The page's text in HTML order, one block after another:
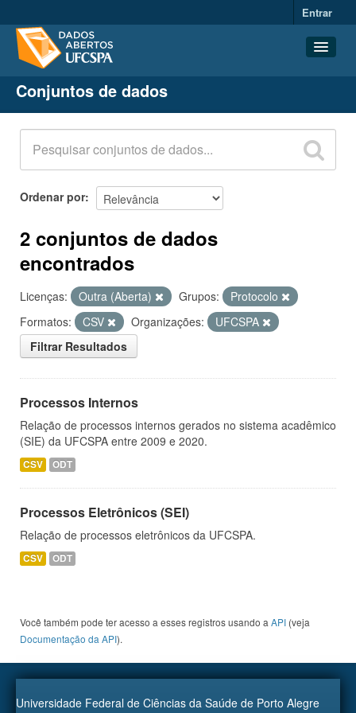
Entrar
Conjuntos de dados
Organizações
Grupos
Sobre
Conjuntos de dados
Ordenar por
2 conjuntos de dados
encontrados
Licenças: Outra (Aberta) Grupos:
Protocolo
Formatos:
CSV Organizações:
UFCSPA
Filtrar Resultados
Processos Internos
Relação de processos internos gerados no sistema acadêmico
(SIE) da UFCSPA entre 2009 e 2020.
CSV ODT
Processos Eletrônicos (SEI)
Relação de processos eletrônicos da UFCSPA.
CSV ODT
Você também pode ter acesso a esses registros usando a API (veja
Documentação da API).
Universidade Federal de Ciências da Saúde de Porto Alegre